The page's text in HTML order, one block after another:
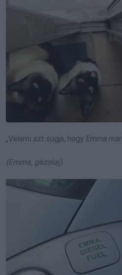
„Valami azt súgja, hogy Emma
(Emma, gázolaj)